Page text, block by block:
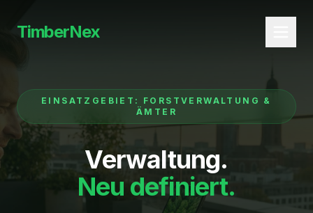
TimberNex
EINSATZGEBIET: FORSTVERWALTUNG &
ÄMTER
Verwaltung.
Neu definiert.